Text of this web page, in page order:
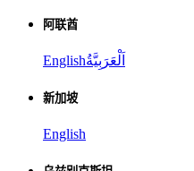
阿联酋
Englishاَلْعَرَبِيَّةُ
新加坡
English